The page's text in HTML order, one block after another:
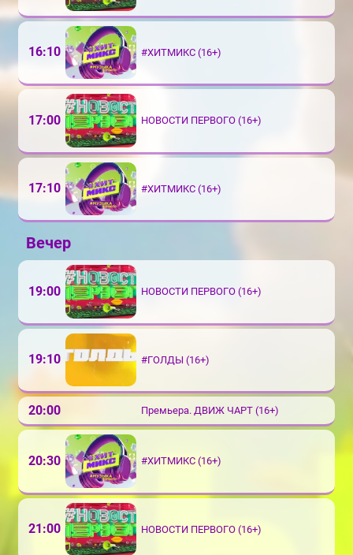
16:10 #ХИТМИКС (16+)
17:00 НОВОСТИ ПЕРВОГО (16+)
17:10 #ХИТМИКС (16+)
Вечер
19:00 НОВОСТИ ПЕРВОГО (16+)
19:10 #ГОЛДЫ (16+)
20:00 Премьера. ДВИЖ ЧАРТ (16+)
20:30 #ХИТМИКС (16+)
21:00 НОВОСТИ ПЕРВОГО (16+)